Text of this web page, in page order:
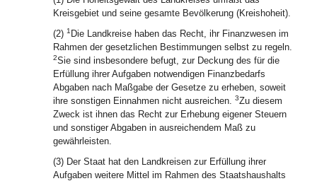
Kreisgebiet und seine gesamte Bevölkerung (Kreishoheit).
(2) 1 Die Landkreise haben das Recht, ihr Finanzwesen im
Rahmen der gesetzlichen Bestimmungen selbst zu regeln.
2Sie sind insbesondere befugt, zur Deckung des für die
Erfüllung ihrer Aufgaben notwendigen Finanzbedarfs
Abgaben nach Maßgabe der Gesetze zu erheben, soweit
ihre sonstigen Einnahmen nicht ausreichen. 3Zu diesem
Zweck ist ihnen das Recht zur Erhebung eigener Steuern
und sonstiger Abgaben in ausreichendem Maß zu
gewährleisten.
(3) Der Staat hat den Landkreisen zur Erfüllung ihrer
Aufgaben weitere Mittel im Rahmen des Staatshaushalts